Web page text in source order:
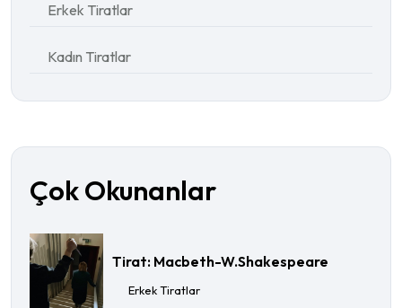
Erkek Tiratlar
Kadın Tiratlar
Çok Okunanlar
Tirat: Macbeth-W.Shakespeare
Erkek Tiratlar